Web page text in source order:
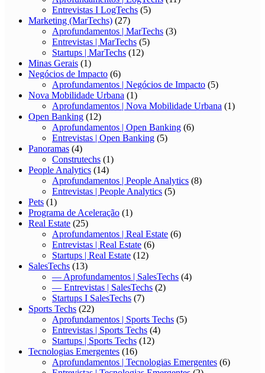
Entrevistas I LogTechs (5)
Marketing (MarTechs) (27)
Aprofundamentos | MarTechs (3)
Entrevistas | MarTechs (5)
Startups | MarTechs (12)
Minas Gerais (1)
Negócios de Impacto (6)
Aprofundamentos | Negócios de Impacto (5)
Nova Mobilidade Urbana (1)
Aprofundamentos | Nova Mobilidade Urbana (1)
Open Banking (12)
Aprofundamentos | Open Banking (6)
Entrevistas | Open Banking (5)
Panoramas (4)
Construtechs (1)
People Analytics (14)
Aprofundamentos | People Analytics (8)
Entrevistas | People Analytics (5)
Pets (1)
Programa de Aceleração (1)
Real Estate (25)
Aprofundamentos | Real Estate (6)
Entrevistas | Real Estate (6)
Startups | Real Estate (12)
SalesTechs (13)
— Aprofundamentos | SalesTechs (4)
— Entrevistas | SalesTechs (2)
Startups I SalesTechs (7)
Sports Techs (22)
Aprofundamentos | Sports Techs (5)
Entrevistas | Sports Techs (4)
Startups | Sports Techs (12)
Tecnologias Emergentes (16)
Aprofundamentos | Tecnologias Emergentes (6)